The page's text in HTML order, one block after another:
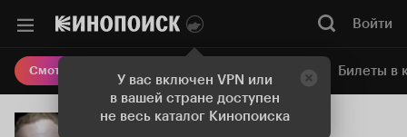
У вас включен VPN или
в вашей стране доступен
не весь каталог Кинопоиска
Войти
Смотреть кино Онлайн-кинотеатр Билеты в